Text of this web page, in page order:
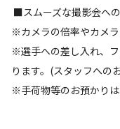
■スムーズな撮影会へ
※カメラの倍率やカメラ
※選手への差し入れ、
ります。(スタッフへの
※手荷物等のお預かりは